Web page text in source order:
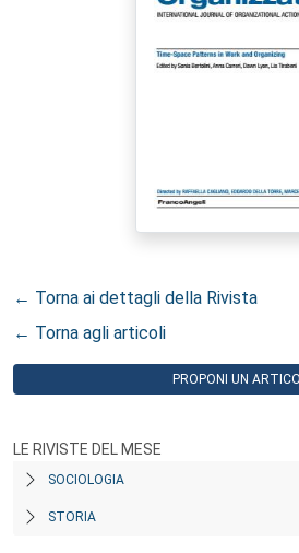
← Torna ai dettagli della Rivista
← Torna agli articoli
PROPONI UN
LE RIVISTE DEL MESE
SOCIOLOGIA
STORIA